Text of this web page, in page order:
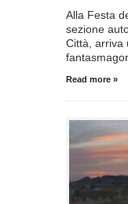
Alla Festa
sezione
Città, arriva
Read more »